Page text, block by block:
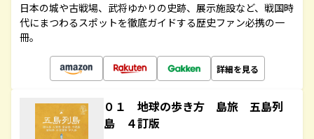
日本の城や古戦場、武将ゆかりの史跡、展示施設など、戦国時
代にまつわるスポットを徹底ガイドする歴史ファン必携の一
冊。
詳細を見る
０１ 地球の歩き方 島旅 五島列
島 ４訂版